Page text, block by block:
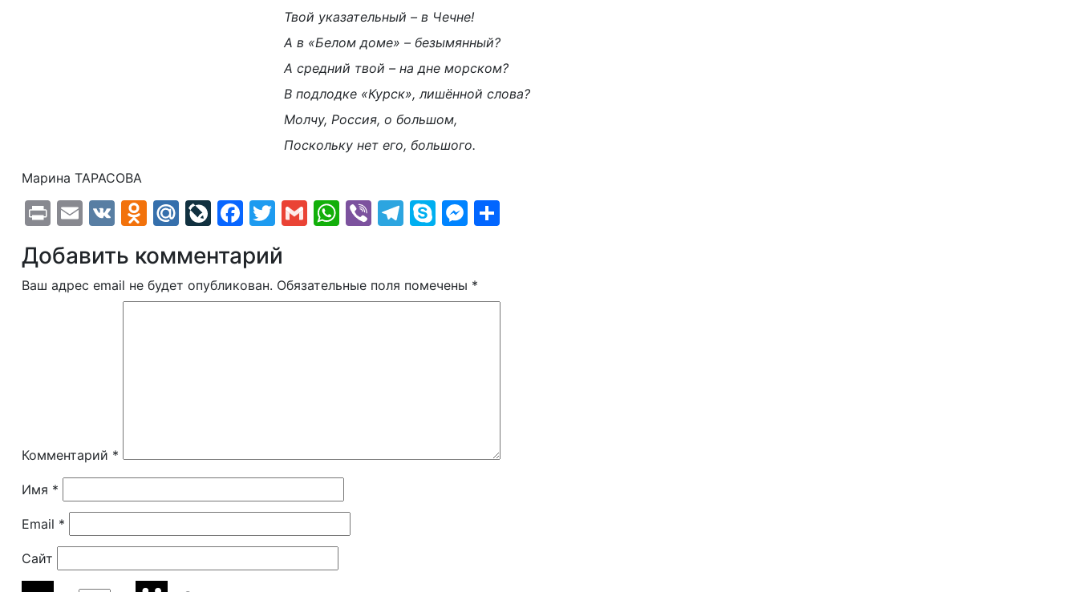
Твой указательный – в Чечне!
А в «Белом доме» – безымянный?
А средний твой – на дне морском?
В подлодке «Курск», лишённой слова?
Молчу, Россия, о большом,
Поскольку нет его, большого.
Марина ТАРАСОВА
PrintEmail
VK Odnoklassniki
Mail.Ru
LiveJournal
Facebook
Twitter
GmailWhatsApp
ViberTelegram
SkypeMessenger
Добавить комментарий
Ваш адрес email не будет опубликован. Обязательные поля помечены *
Комментарий *
Имя *
Email *
Сайт